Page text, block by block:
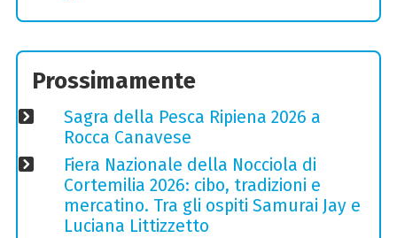
Prossimamente
Sagra della Pesca Ripiena 2026 a
Rocca Canavese
Fiera Nazionale della Nocciola di
Cortemilia 2026: cibo, tradizioni e
mercatino. Tra gli ospiti Samurai Jay e
Luciana Littizzetto